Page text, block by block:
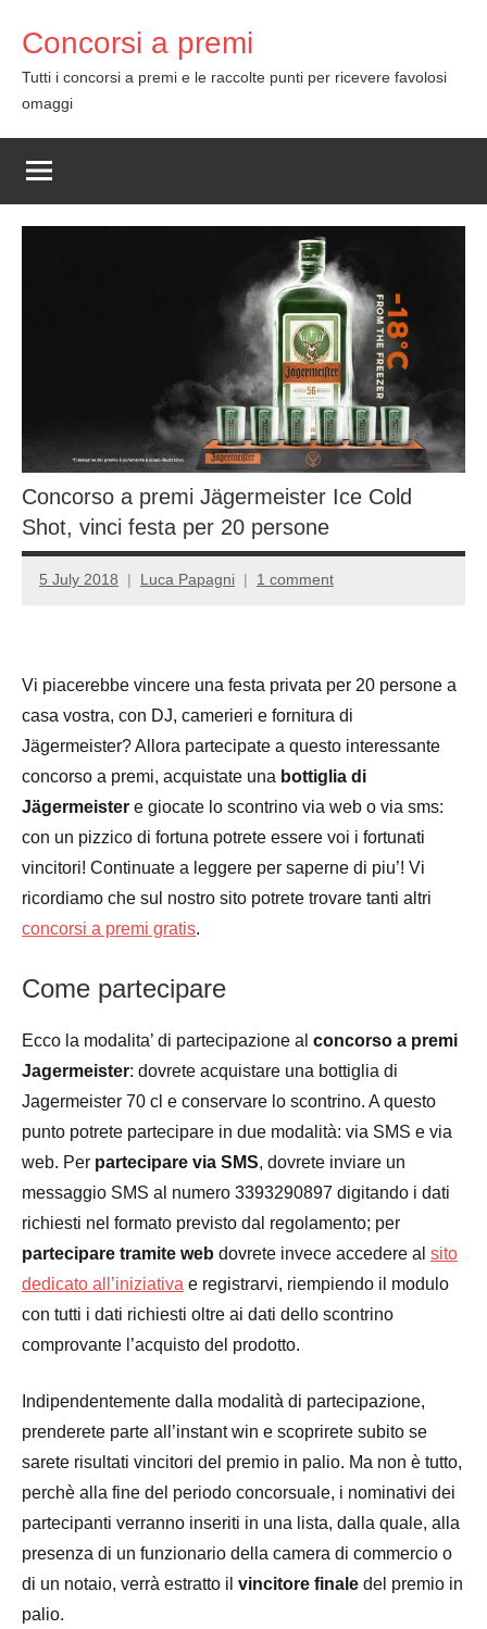
content
Concorsi a premi
Tutti i concorsi a premi e le raccolte punti per ricevere favolosi
omaggi
Concorso a premi Jägermeister Ice Cold
Shot, vinci festa per 20 persone
5 July 2018 Luca Papagni 1 comment
Vi piacerebbe vincere una festa privata per 20 persone a
casa vostra, con DJ, camerieri e fornitura di
Jägermeister? Allora partecipate a questo interessante
concorso a premi, acquistate una bottiglia di
Jägermeister e giocate lo scontrino via web o via sms:
con un pizzico di fortuna potrete essere voi i fortunati
vincitori! Continuate a leggere per saperne di piu’! Vi
ricordiamo che sul nostro sito potrete trovare tanti altri
concorsi a premi gratis.
Come partecipare
Ecco la modalita’ di partecipazione al concorso a premi
Jagermeister: dovrete acquistare una bottiglia di
Jagermeister 70 cl e conservare lo scontrino. A questo
punto potrete partecipare in due modalità: via SMS e via
web. Per partecipare via SMS, dovrete inviare un
messaggio SMS al numero 3393290897 digitando i dati
richiesti nel formato previsto dal regolamento; per
partecipare tramite web dovrete invece accedere al sito
dedicato all’iniziativa e registrarvi, riempiendo il modulo
con tutti i dati richiesti oltre ai dati dello scontrino
comprovante l’acquisto del prodotto.
Indipendentemente dalla modalità di partecipazione,
prenderete parte all’instant win e scoprirete subito se
sarete risultati vincitori del premio in palio. Ma non è tutto,
perchè alla fine del periodo concorsuale, i nominativi dei
partecipanti verranno inseriti in una lista, dalla quale, alla
presenza di un funzionario della camera di commercio o
di un notaio, verrà estratto il vincitore finale del premio in
palio.